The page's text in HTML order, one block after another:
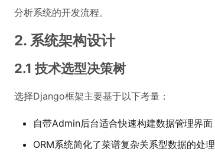
分析系统的开发流程。
2. 系统架构设计
2.1 技术选型决策树
选择Django框架主要基于以下考量：
自带Admin后台适合快速构建数据管理界面
ORM系统简化了菜谱复杂关系型数据的处理